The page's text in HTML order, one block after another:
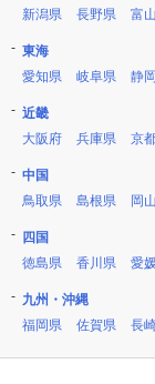
新潟県
長野県 富
東海
愛知県
岐阜県 静
近畿
大阪府
兵庫県 京
中国
鳥取県
島根県 岡
四国
徳島県
香川県 愛
九州・沖縄
福岡県
佐賀県 長